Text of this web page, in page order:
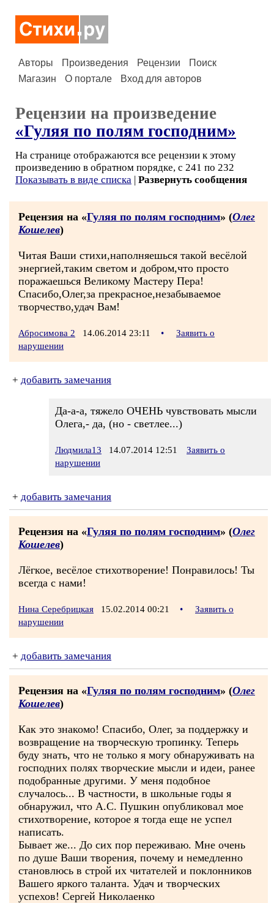
Авторы Произведения Рецензии
Поиск
Магазин
О портале Вход для авторов
Рецензии на произведение
«Гуляя по полям господним»
На странице отображаются все рецензии к этому
произведению в обратном порядке, с 241 по 232
Показывать в виде списка | Развернуть сообщения
Рецензия на «Гуляя по полям господним» (Олег
Кошелев)
Читая Ваши стихи,наполняешься такой весёлой
энергией,таким светом и добром,что просто
поражаешься Великому Мастеру Пера!
Спасибо,Олег,за прекрасное,незабываемое
творчество,удач Вам!
Абросимова 2 14.06.2014 23:11 •
Заявить о
нарушении
+ добавить замечания
Да-а-а, тяжело ОЧЕНЬ чувствовать мысли
Олега,- да, (но - светлее...)
Людмила13 14.07.2014 12:51
Заявить о
нарушении
+ добавить замечания
Рецензия на «Гуляя по полям господним» (Олег
Кошелев)
Лёгкое, весёлое стихотворение! Понравилось! Ты
всегда с нами!
Нина Серебрицкая 15.02.2014 00:21 •
Заявить о
нарушении
+ добавить замечания
Рецензия на «Гуляя по полям господним» (Олег
Кошелев)
Как это знакомо! Спасибо, Олег, за поддержку и
возвращение на творческую тропинку. Теперь
буду знать, что не только я могу обнаруживать на
господних полях творческие мысли и идеи, ранее
подобранные другими. У меня подобное
случалось... В частности, в школьные годы я
обнаружил, что А.С. Пушкин опубликовал мое
стихотворение, которое я тогда еще не успел
написать.
Бывает же... До сих пор переживаю. Мне очень
по душе Ваши творения, почему и немедленно
становлюсь в строй их читателей и поклонников
Вашего яркого таланта. Удач и творческих
успехов! Сергей Николаенко